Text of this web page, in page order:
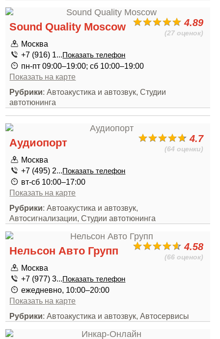
4.89
(27 оценок)
Sound Quality Moscow
Москва
+7 (916) 1...Показать телефон
пн-пт 09:00–19:00; сб 10:00–19:00
Показать на карте
Рубрики: Автоакустика и автозвук, Студии
автотюнинга
4.7
(64 оценки)
Аудиопорт
Москва
+7 (495) 2...Показать телефон
вт-сб 10:00–17:00
Показать на карте
Рубрики: Автоакустика и автозвук,
Автосигнализации, Студии автотюнинга
4.58
(66 оценок)
Нельсон Авто Групп
Москва
+7 (977) 3...Показать телефон
ежедневно, 10:00–20:00
Показать на карте
Рубрики: Автоакустика и автозвук, Автосервисы